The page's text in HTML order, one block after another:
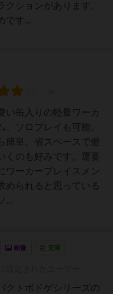
ションがあります。
です...
い缶入りの軽量ワーカ
、ソロプレイも可能。
簡単、省スペースで遊
くのも好みです。運要
ワーカープレイスメン
められると思っている
...
画像 充実
クトボドゲシリーズの